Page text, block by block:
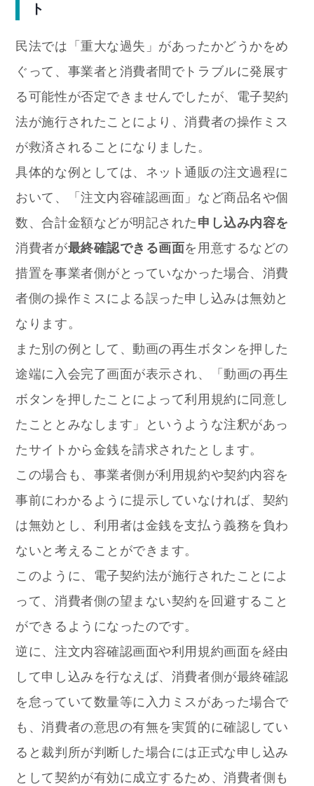
ト
民法では「重大な過失」があったかどうかをめ
ぐって、事業者と消費者間でトラブルに発展す
る可能性が否定できませんでしたが、電子契約
法が施行されたことにより、消費者の操作ミス
が救済されることになりました。
具体的な例としては、ネット通販の注文過程に
おいて、「注文内容確認画面」など商品名や個
数、合計金額などが明記された 申し込み内容を
消費者が最終確認できる画面を用意するなどの
措置を事業者側がとっていなかった場合、消費
者側の操作ミスによる誤った申し込みは無効と
なります。
また別の例として、動画の再生ボタンを押した
途端に入会完了画面が表示され、「動画の再生
ボタンを押したことによって利用規約に同意し
たこととみなします」というような注釈があっ
たサイトから金銭を請求されたとします。
この場合も、事業者側が利用規約や契約内容を
事前にわかるように提示していなければ、契約
は無効とし、利用者は金銭を支払う義務を負わ
ないと考えることができます。
このように、電子契約法が施行されたことによ
って、消費者側の望まない契約を回避すること
ができるようになったのです。
逆に、注文内容確認画面や利用規約画面を経由
して申し込みを行なえば、消費者側が最終確認
を怠っていて数量等に入力ミスがあった場合で
も、消費者の意思の有無を実質的に確認してい
ると裁判所が判断した場合には正式な申し込み
として契約が有効に成立するため、消費者側も